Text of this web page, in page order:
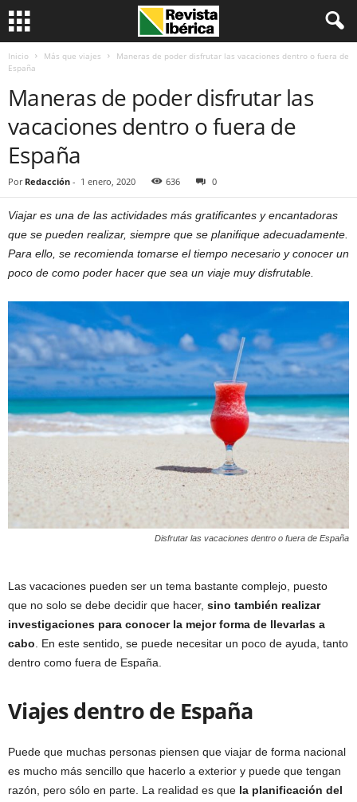
Inicio Más que viajes
Maneras de poder disfrutar las vacaciones dentro o fuera de
España
Maneras de poder disfrutar las
vacaciones dentro o fuera de
España
Por Redacción - 1 enero, 2020 636 0
Viajar es una de las actividades más gratificantes y encantadoras
que se pueden realizar, siempre que se planifique adecuadamente.
Para ello, se recomienda tomarse el tiempo necesario y conocer un
poco de como poder hacer que sea un viaje muy disfrutable.
Disfrutar las vacaciones dentro o fuera de España
Las vacaciones pueden ser un tema bastante complejo, puesto
que no solo se debe decidir que hacer, sino también realizar
investigaciones para conocer la mejor forma de llevarlas a
cabo. En este sentido, se puede necesitar un poco de ayuda, tanto
dentro como fuera de España.
Viajes dentro de España
Puede que muchas personas piensen que viajar de forma nacional
es mucho más sencillo que hacerlo a exterior y puede que tengan
razón, pero sólo en parte. La realidad es que la planificación del